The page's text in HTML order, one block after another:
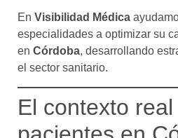
En Visibilidad Médica
especialidades a optimizar su
en Córdoba, desarrollando
el sector sanitario.
El contexto